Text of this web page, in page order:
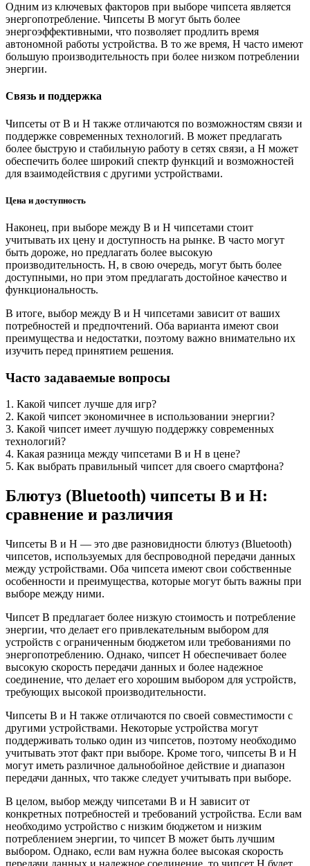
Одним из ключевых факторов при выборе чипсета является
энергопотребление. Чипсеты B могут быть более
энергоэффективными, что позволяет продлить время
автономной работы устройства. В то же время, H часто имеют
большую производительность при более низком потреблении
энергии.
Связь и поддержка
Чипсеты от B и H также отличаются по возможностям связи и
поддержке современных технологий. B может предлагать
более быструю и стабильную работу в сетях связи, а H может
обеспечить более широкий спектр функций и возможностей
для взаимодействия с другими устройствами.
Цена и доступность
Наконец, при выборе между B и H чипсетами стоит
учитывать их цену и доступность на рынке. B часто могут
быть дороже, но предлагать более высокую
производительность. H, в свою очередь, могут быть более
доступными, но при этом предлагать достойное качество и
функциональность.
В итоге, выбор между B и H чипсетами зависит от ваших
потребностей и предпочтений. Оба варианта имеют свои
преимущества и недостатки, поэтому важно внимательно их
изучить перед принятием решения.
Часто задаваемые вопросы
1. Какой чипсет лучше для игр?
2. Какой чипсет экономичнее в использовании энергии?
3. Какой чипсет имеет лучшую поддержку современных
технологий?
4. Какая разница между чипсетами B и H в цене?
5. Как выбрать правильный чипсет для своего смартфона?
Блютуз (Bluetooth) чипсеты B и H:
сравнение и различия
Чипсеты B и H — это две разновидности блютуз (Bluetooth)
чипсетов, используемых для беспроводной передачи данных
между устройствами. Оба чипсета имеют свои собственные
особенности и преимущества, которые могут быть важны при
выборе между ними.
Чипсет B предлагает более низкую стоимость и потребление
энергии, что делает его привлекательным выбором для
устройств с ограниченным бюджетом или требованиями по
энергопотреблению. Однако, чипсет H обеспечивает более
высокую скорость передачи данных и более надежное
соединение, что делает его хорошим выбором для устройств,
требующих высокой производительности.
Чипсеты B и H также отличаются по своей совместимости с
другими устройствами. Некоторые устройства могут
поддерживать только один из чипсетов, поэтому необходимо
учитывать этот факт при выборе. Кроме того, чипсеты B и H
могут иметь различное дальнобойное действие и диапазон
передачи данных, что также следует учитывать при выборе.
В целом, выбор между чипсетами B и H зависит от
конкретных потребностей и требований устройства. Если вам
необходимо устройство с низким бюджетом и низким
потреблением энергии, то чипсет B может быть лучшим
выбором. Однако, если вам нужна более высокая скорость